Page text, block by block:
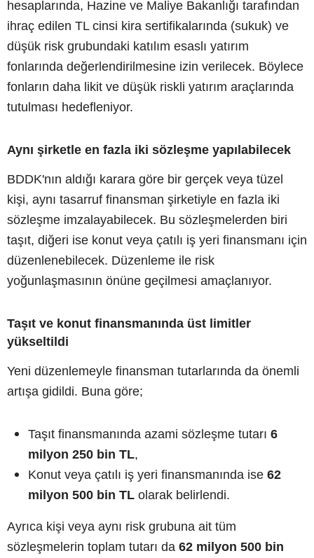
hesaplarında, Hazine ve Maliye Bakanlığı tarafından
ihraç edilen TL cinsi kira sertifikalarında (sukuk) ve
düşük risk grubundaki katılım esaslı yatırım
fonlarında değerlendirilmesine izin verilecek. Böylece
fonların daha likit ve düşük riskli yatırım araçlarında
tutulması hedefleniyor.
Aynı şirketle en fazla iki sözleşme yapılabilecek
BDDK'nın aldığı karara göre bir gerçek veya tüzel
kişi, aynı tasarruf finansman şirketiyle en fazla iki
sözleşme imzalayabilecek. Bu sözleşmelerden biri
taşıt, diğeri ise konut veya çatılı iş yeri finansmanı için
düzenlenebilecek. Düzenleme ile risk
yoğunlaşmasının önüne geçilmesi amaçlanıyor.
Taşıt ve konut finansmanında üst limitler
yükseltildi
Yeni düzenlemeyle finansman tutarlarında da önemli
artışa gidildi. Buna göre;
Taşıt finansmanında azami sözleşme tutarı 6
milyon 250 bin TL,
Konut veya çatılı iş yeri finansmanında ise 62
milyon 500 bin TL olarak belirlendi.
Ayrıca kişi veya aynı risk grubuna ait tüm
sözleşmelerin toplam tutarı da 62 milyon 500 bin